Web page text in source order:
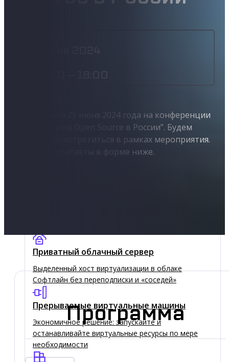
Аварийное восстановление
Восстановление ИТ-инфраструктуры на уровне
Приватный облачный сервер
Выделенный хост виртуализации в облаке
Софтлайн без переподписки и «соседей»
Прерываемые виртуальные машины
Экономичное решение: запускайте и
останавливайте виртуальные ресурсы по мере
необходимости
Встречаемся 25 июня 2024 года на конференции
“Перспективы Open Source в России”. Будем
рады лично встретиться в рамках мероприятия.
Оставьте контакты в форме ниже.
Программа